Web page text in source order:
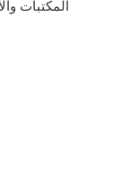
المكتبات